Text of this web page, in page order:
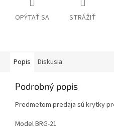
OPÝTAŤ SA STRÁŽIŤ
Popis Diskusia
Podrobný popis
Predmetom predaja sú krytky
Model BRG-21